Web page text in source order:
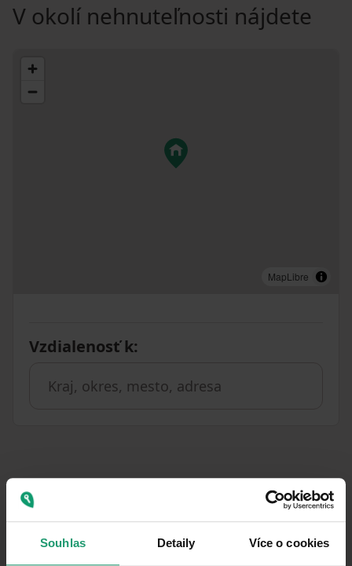
Souhlas Detaily Více o cookies
V okolí nehnuteľnosti nájdete
MapLibre
Vzdialenosť k:
Podobné ponuky ako táto
nehnuteľnosť
PRENÁJOM CHATA/CHALUPA